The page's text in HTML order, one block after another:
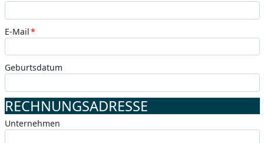
E-Mail*
Geburtsdatum
RECHNUNGSADRESSE
Unternehmen